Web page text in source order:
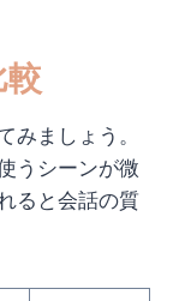
みましょう。
うシーンが微
ると会話の質